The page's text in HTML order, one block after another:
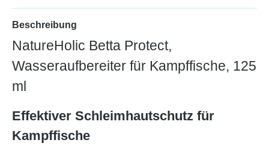
Beschreibung
NatureHolic Betta Protect,
Wasseraufbereiter für Kampffische, 125
ml
Effektiver Schleimhautschutz für
Kampffische